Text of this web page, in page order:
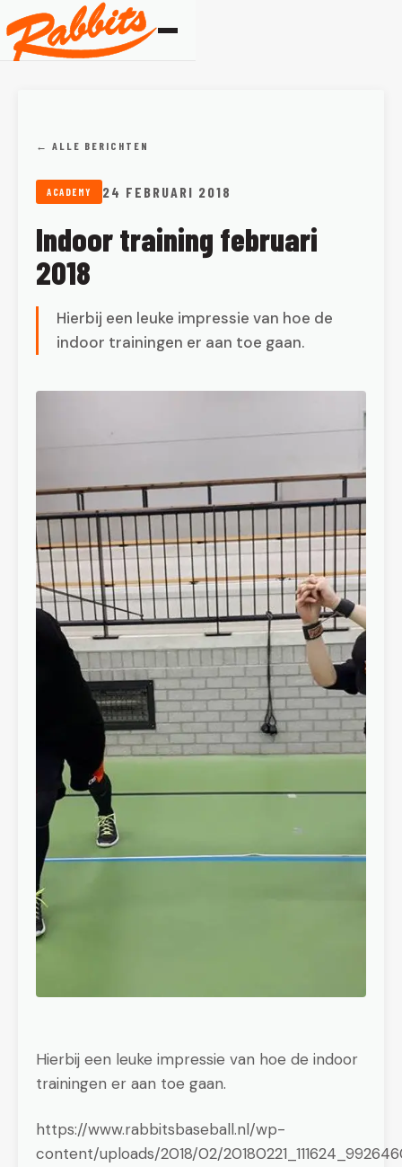
← ALLE BERICHTEN
ACADEMY 24 FEBRUARI 2018
Indoor training februari
2018
Hierbij een leuke impressie van hoe de
indoor trainingen er aan toe gaan.
Hierbij een leuke impressie van hoe de indoor
trainingen er aan toe gaan.
https://www.rabbitsbaseball.nl/wp-
content/uploads/2018/02/